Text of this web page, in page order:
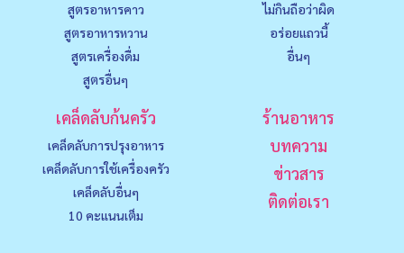
สูตรอาหารคาว
สูตรอาหารหวาน
สูตรเครื่องดื่ม
สูตรอื่นๆ
ไม่กินถือว่าผิด
อร่อยแถวนี้
อื่นๆ
เคล็ดลับก้นครัว
เคล็ดลับการปรุงอาหาร
เคล็ดลับการใช้เครื่องครัว
เคล็ดลับอื่นๆ
10 คะแนนเต็ม
ร้านอาหาร
บทความ
ข่าวสาร
ติดต่อเรา